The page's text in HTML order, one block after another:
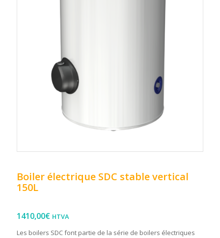
Boiler électrique SDC stable vertical
150L
1410,00€ HTVA
Les boilers SDC font partie de la série de boilers électriques